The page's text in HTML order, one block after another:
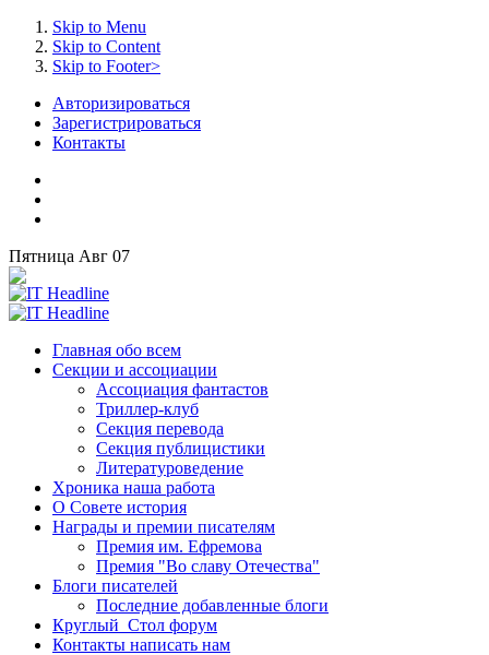
Skip to Menu
Skip to Content
Skip to Footer>
Авторизироваться
Зарегистрироваться
Контакты
Пятница Авг 07
Главная обо всем
Секции и ассоциации
Ассоциация фантастов
Триллер-клуб
Секция перевода
Секция публицистики
Литературоведение
Хроника наша работа
О Совете история
Награды и премии писателям
Премия им. Ефремова
Премия "Во славу Отечества"
Блоги писателей
Последние добавленные блоги
Круглый_Стол форум
Контакты написать нам